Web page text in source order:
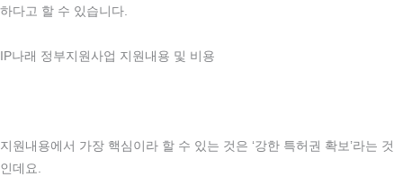
하다고 할 수 있습니다.
IP나래 정부지원사업 지원내용 및 비용
지원내용에서 가장 핵심이라 할 수 있는 것은 ‘강한 특허권 확보’라는 것
인데요.